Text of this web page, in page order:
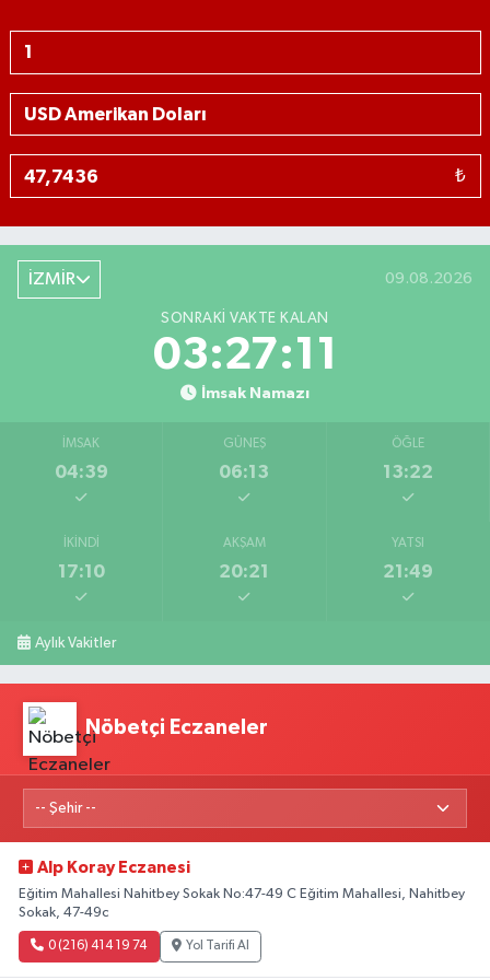
₺
İZMİR 09.08.2026
SONRAKI VAKTE KALAN
03:27:09
İmsak Namazı
İMSAK
04:39
GÜNEŞ
06:13
ÖĞLE
13:22
İKINDI
17:10
AKŞAM
20:21
YATSI
21:49
Aylık Vakitler
Nöbetçi Eczaneler
Alp Koray Eczanesi
Eğitim Mahallesi Nahitbey Sokak No:47-49 C Eğitim Mahallesi, Nahitbey
Sokak, 47-49c
0 (216) 414 19 74 Yol Tarifi Al